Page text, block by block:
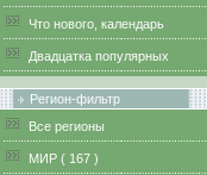
Что нового, календарь
Двадцатка популярных
Регион-фильтр
Все регионы
MИР ( 167 )